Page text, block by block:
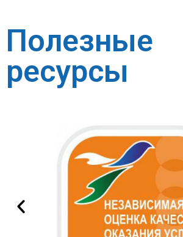
Полезные
ресурсы